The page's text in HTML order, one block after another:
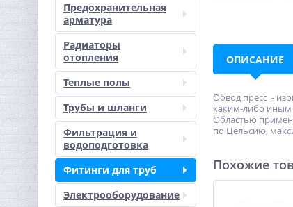
Предохранительная
арматура
Радиаторы
отопления
Теплые полы
Трубы и шланги
Фильтрация и
водоподготовка
Фитинги для труб
Электрооборудование
ОПИСАНИЕ
Обвод пресс -
каким-либо иным
Областью
по Цельсию,
Похожие